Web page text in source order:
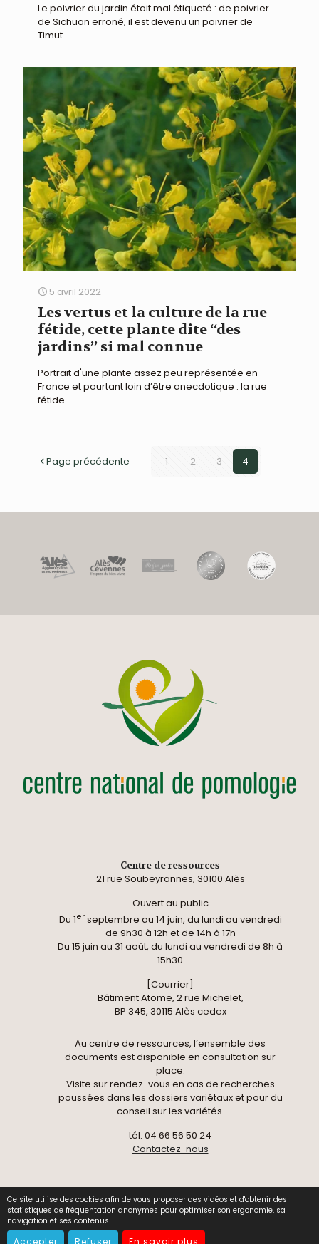
Ce site utilise des cookies afin de vous proposer des vidéos et d'obtenir des
statistiques de fréquentation anonymes pour optimiser son ergonomie, sa
navigation et ses contenus.
Accepter Refuser En savoir plus
Le poivrier du jardin était mal étiqueté : de poivrier
de Sichuan erroné, il est devenu un poivrier de
Timut.
5 avril 2022
Les vertus et la culture de la rue
fétide, cette plante dite ‘‘des
jardins’’ si mal connue
Portrait d'une plante assez peu représentée en
France et pourtant loin d’être anecdotique : la rue
fétide.
Page précédente 1 2 3 4
Centre de ressources
21 rue Soubeyrannes, 30100 Alès
Ouvert au public
Du 1erseptembre au 14 juin, du lundi au vendredi
de 9h30 à 12h et de 14h à 17h
Du 15 juin au 31 août, du lundi au vendredi de 8h à
15h30
[Courrier]
Bâtiment Atome, 2 rue Michelet,
BP 345, 30115 Alès cedex
Au centre de ressources, l’ensemble des
documents est disponible en consultation sur
place.
Visite sur rendez-vous en cas de recherches
poussées dans les dossiers variétaux et pour du
conseil sur les variétés.
tél. 04 66 56 50 24
Contactez-nous
© 2026 Centre National de Pomologie -Données
personnelles-Mentions légales -
Gestion des cookies
-Contact